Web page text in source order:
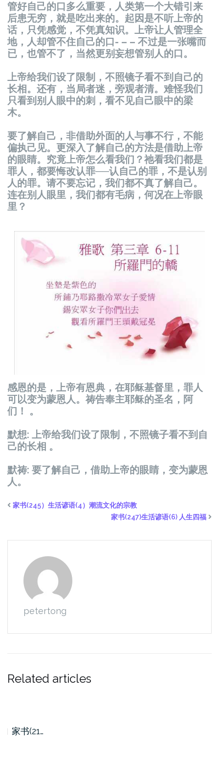
管好自己的口多么重要，人类第一个大错引来
后患无穷，就是吃出来的。起因是不听上帝的
话，只凭感觉，不凭真知识。上帝让人管理全
地，人却管不住自己的口- – – 不过是一张嘴而
已，也管不了，当然更别妄想管别人的口。
上帝给我们设了限制，不照镜子看不到自己的
长相。还有，当局者迷，旁观者清。难怪我们
只看到别人眼中的刺，看不见自己眼中的梁
木。
要了解自己，非借助外面的人与事不行，不能
偏执己见。更深入了解自己的方法是借助上帝
的眼睛。究竟上帝怎么看我们？祂看我们都是
罪人，都要悔改认罪──认自己的罪，不是认别
人的罪。请不要忘记，我们都不真了解自己。
连在别人眼里，我们都有毛病，何况在上帝眼
里？
感恩的是，上帝有恩典，在耶稣基督里，罪人
可以变为蒙恩人。祷告奉主耶稣的圣名，阿
们！ 。
默想: 上帝给我们设了限制，不照镜子看不到自
己的长相 。
默祷: 要了解自己，借助上帝的眼睛，变为蒙恩
人。
家书(245）生活谚语(4）潮流文化的宗教
家书(247)生活谚语(6) 人生四福
petertong
Related articles
家书(21…